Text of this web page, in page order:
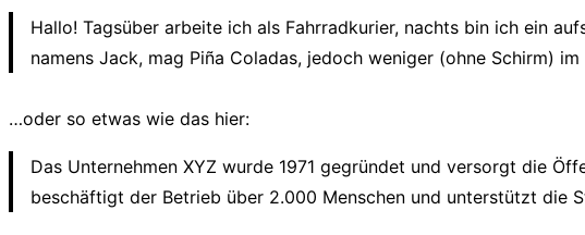
Hallo! Tagsüber arbeite ich als Fahrradkurier, nachts bin ich ein
namens Jack, mag Piña Coladas, jedoch weniger (ohne Schirm)
…oder so etwas wie das hier:
Das Unternehmen XYZ wurde 1971 gegründet und versorgt die
beschäftigt der Betrieb über 2.000 Menschen und unterstützt die